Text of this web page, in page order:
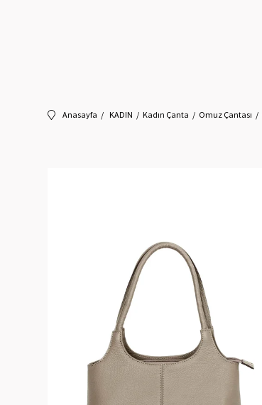
Anasayfa KADIN Kadın Çanta Omuz Çantası